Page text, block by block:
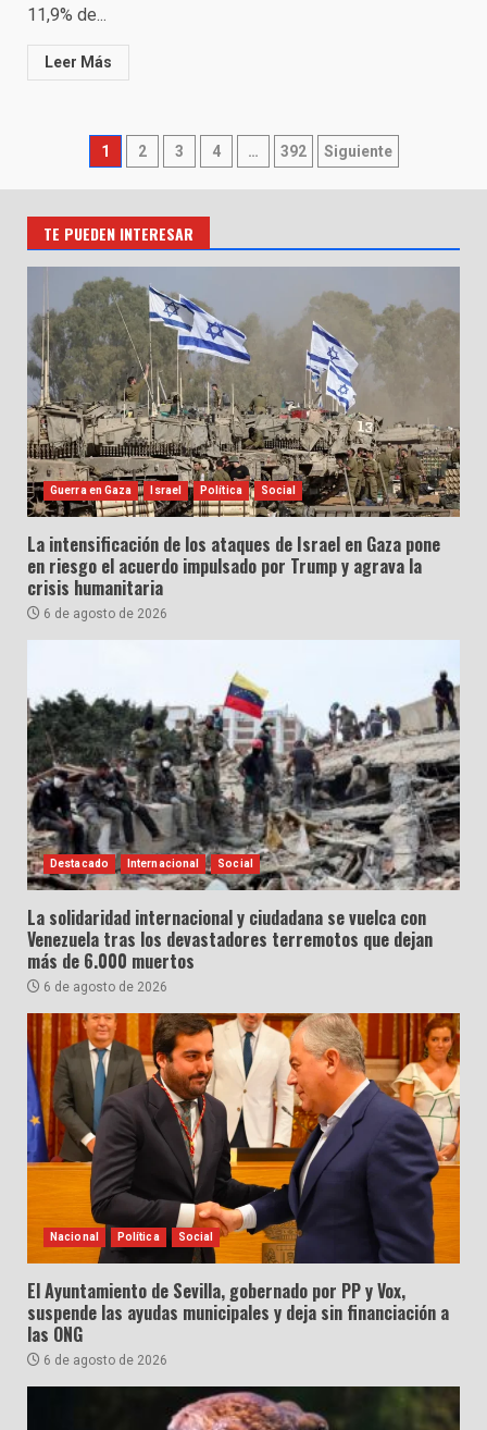
11,9% de...
Leer Más
Paginación
de
entradas
1 2 3 4 … 392 Siguiente
TE PUEDEN INTERESAR
Guerra en Gaza Israel Política Social
La intensificación de los ataques de Israel en Gaza pone
en riesgo el acuerdo impulsado por Trump y agrava la
crisis humanitaria
6 de agosto de 2026
Destacado Internacional Social
La solidaridad internacional y ciudadana se vuelca con
Venezuela tras los devastadores terremotos que dejan
más de 6.000 muertos
6 de agosto de 2026
Nacional Política Social
El Ayuntamiento de Sevilla, gobernado por PP y Vox,
suspende las ayudas municipales y deja sin financiación a
las ONG
6 de agosto de 2026